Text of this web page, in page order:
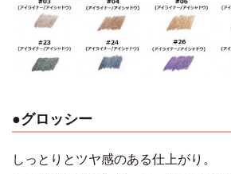
●グロッシー
しっとりとツヤ感のある仕上がり。